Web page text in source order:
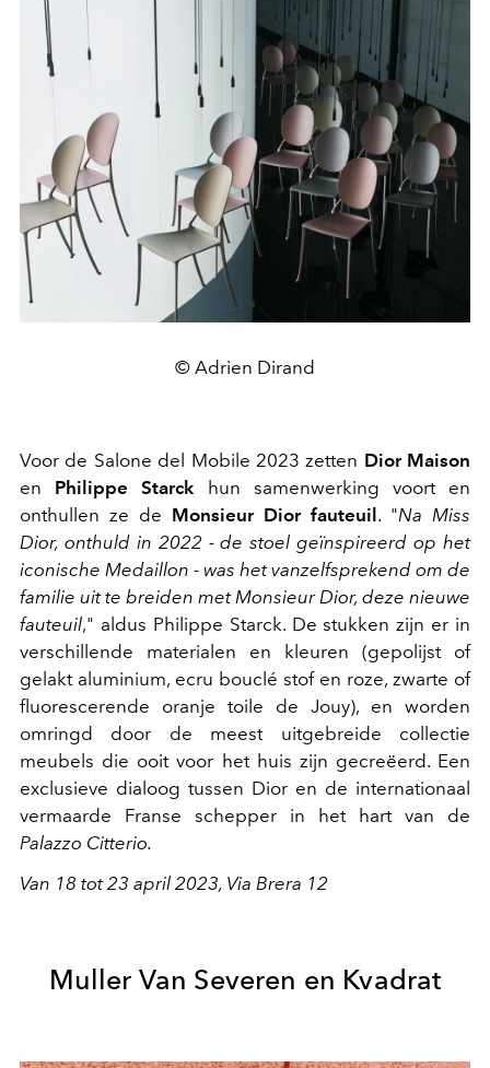
© Adrien Dirand
Voor de Salone del Mobile 2023 zetten Dior Maison
en Philippe Starck hun samenwerking voort en
onthullen ze de Monsieur Dior fauteuil . "Na Miss
Dior, onthuld in 2022 - de stoel geïnspireerd op het
iconische Medaillon - was het vanzelfsprekend om de
familie uit te breiden met Monsieur Dior, deze nieuwe
fauteuil," aldus Philippe Starck. De stukken zijn er in
verschillende materialen en kleuren (gepolijst of
gelakt aluminium, ecru bouclé stof en roze, zwarte of
fluorescerende oranje toile de Jouy), en worden
omringd door de meest uitgebreide collectie
meubels die ooit voor het huis zijn gecreëerd. Een
exclusieve dialoog tussen Dior en de internationaal
vermaarde Franse schepper in het hart van de
Palazzo Citterio.
Van 18 tot 23 april 2023, Via Brera 12
Muller Van Severen en Kvadrat